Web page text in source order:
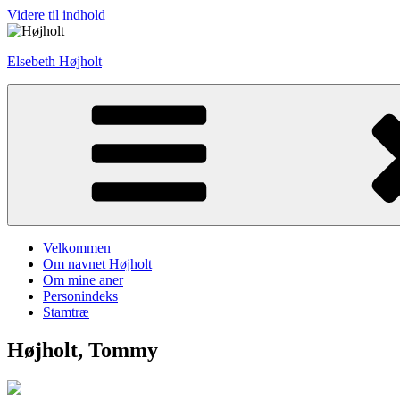
Videre til indhold
Elsebeth Højholt
Velkommen
Om navnet Højholt
Om mine aner
Personindeks
Stamtræ
Højholt, Tommy